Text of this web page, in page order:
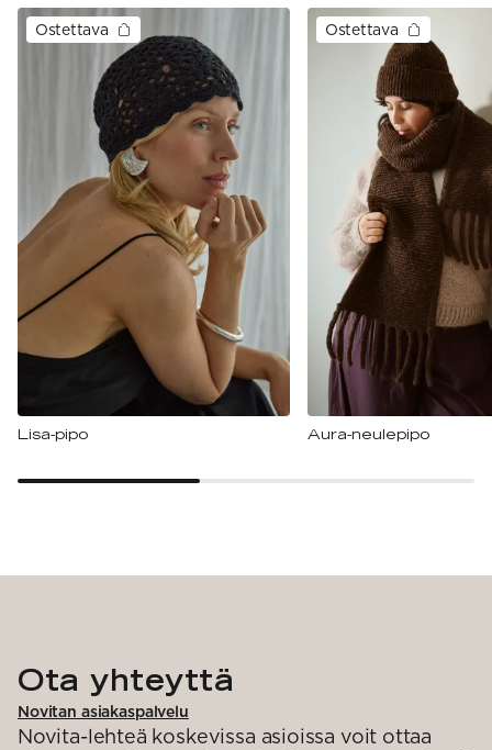
Ostettava
Lisa-pipo
Ostettava
Aura-neulepipo
Ota yhteyttä
Novitan asiakaspalvelu
Novita-lehteä koskevissa asioissa voit ottaa